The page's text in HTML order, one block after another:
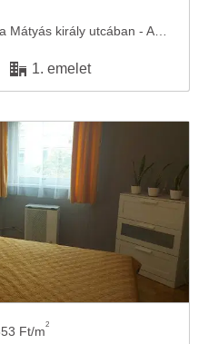
1. emelet
Ft/m2